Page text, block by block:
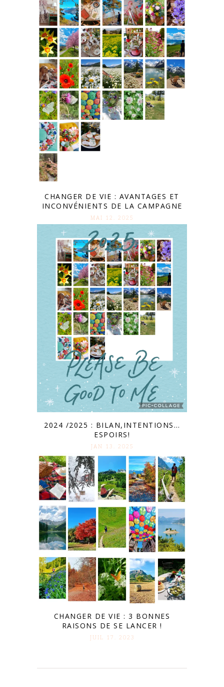
CHANGER DE VIE : AVANTAGES ET
INCONVÉNIENTS DE LA CAMPAGNE
MAI 12. 2025
2024 /2025 : BILAN,INTENTIONS…
ESPOIRS!
JAN 13. 2025
CHANGER DE VIE : 3 BONNES
RAISONS DE SE LANCER !
JUIL 17. 2023